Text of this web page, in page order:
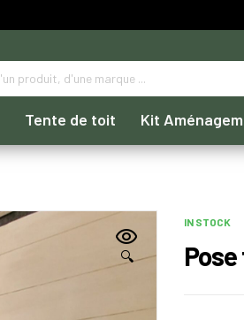
Tente de toit Kit
🔍
IN STOCK